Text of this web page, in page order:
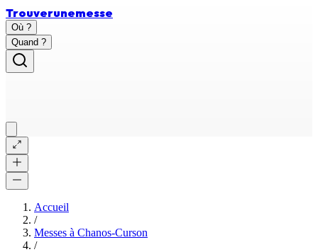
Trouverunemesse
Où ?
Quand ?
Accueil
/
Messes à Chanos-Curson
/